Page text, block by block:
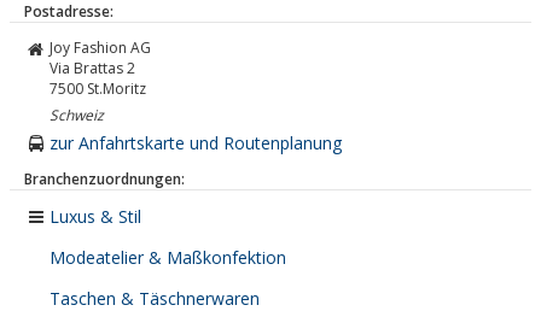
Postadresse:
Joy Fashion AG
Via Brattas 2
7500 St.Moritz
Schweiz
zur Anfahrtskarte und Routenplanung
Branchenzuordnungen:
Luxus & Stil
Modeatelier & Maßkonfektion
Taschen & Täschnerwaren